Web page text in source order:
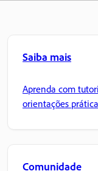
Saiba mais
Aprenda com
orientações
Comunidade